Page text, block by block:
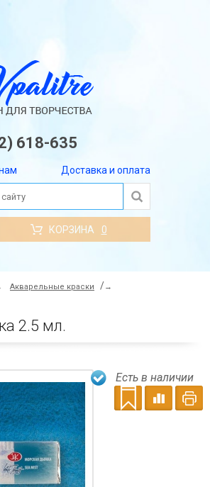
618-635
Доставка и оплата
КОРЗИНА 0
Акварельные краски
→
2.5 мл.
Есть в наличии